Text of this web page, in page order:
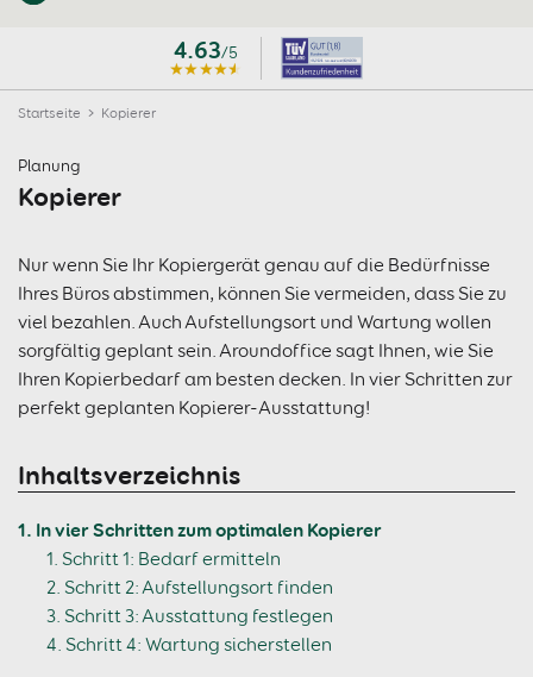
4.63/5
Startseite Kopierer
Planung
Kopierer
Nur wenn Sie Ihr Kopiergerät genau auf die Bedürfnisse
Ihres Büros abstimmen, können Sie vermeiden, dass Sie zu
viel bezahlen. Auch Aufstellungsort und Wartung wollen
sorgfältig geplant sein. Aroundoffice sagt Ihnen, wie Sie
Ihren Kopierbedarf am besten decken. In vier Schritten zur
perfekt geplanten Kopierer-Ausstattung!
Inhaltsverzeichnis
In vier Schritten zum optimalen Kopierer
Schritt 1: Bedarf ermitteln
Schritt 2: Aufstellungsort finden
Schritt 3: Ausstattung festlegen
Schritt 4: Wartung sicherstellen